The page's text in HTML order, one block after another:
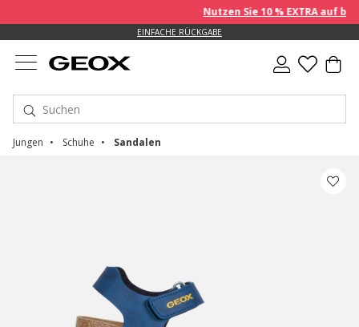
Nutzen Sie 10 % EXTRA auf
EINFACHE RÜCKGABE
Jungen Schuhe Sandalen